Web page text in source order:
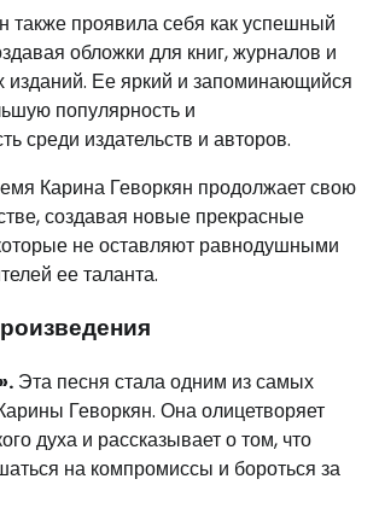
также проявила себя как успешный
обложки для книг, журналов и
изданий. Ее яркий и запоминающийся
популярность и
среди издательств и авторов.
Карина Геворкян продолжает свою
создавая новые прекрасные
не оставляют равнодушными
ее таланта.
Эта песня стала одним из самых
Геворкян. Она олицетворяет
духа и рассказывает о том, что
на компромиссы и бороться за